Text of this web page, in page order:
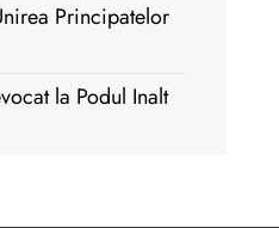
Principatelor
la Podul Inalt